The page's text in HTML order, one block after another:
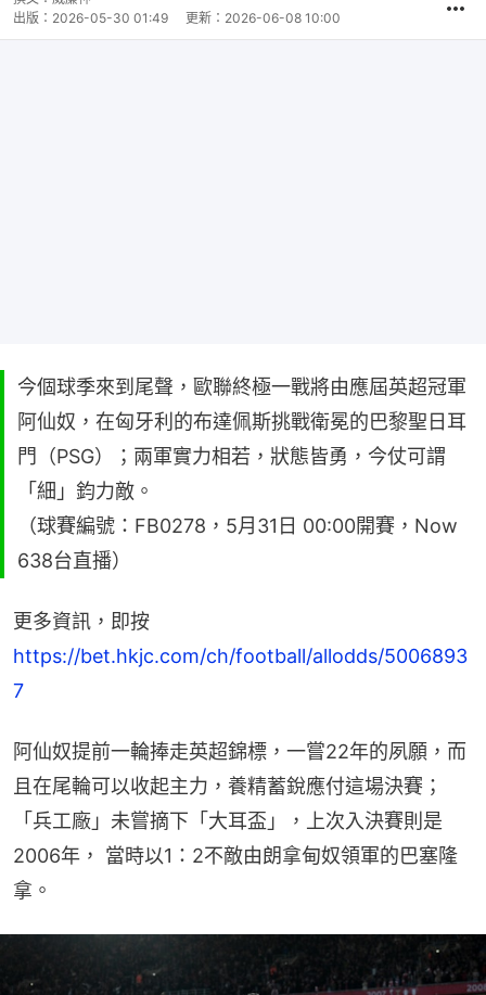
出版： 2026-05-30 01:49 更新： 2026-06-08 10:00
今個球季來到尾聲，歐聯終極一戰將由應屆英超冠軍
阿仙奴，在匈牙利的布達佩斯挑戰衛冕的巴黎聖日耳
門（PSG）；兩軍實力相若，狀態皆勇，今仗可謂
「細」鈞力敵。
（球賽編號：FB0278，5月31日 00:00開賽，Now
638台直播）
https://bet.hkjc.com/ch/football/allodds/5006893
7
阿仙奴提前一輪捧走英超錦標，一嘗22年的夙願，而
且在尾輪可以收起主力，養精蓄銳應付這場決賽；
「兵工廠」未嘗摘下「大耳盃」，上次入決賽則是
2006年， 當時以1：2不敵由朗拿甸奴領軍的巴塞隆
拿。